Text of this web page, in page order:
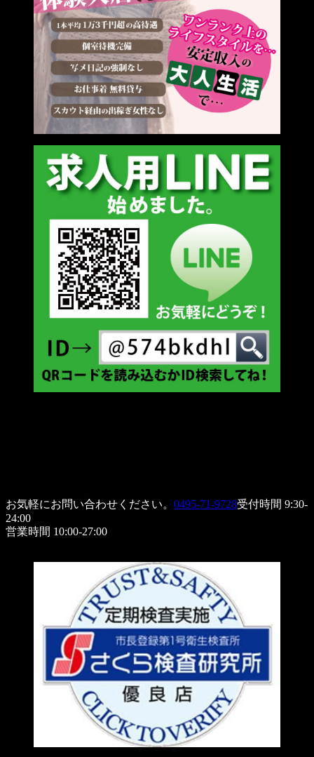
お気軽にお問い合わせください。 0495-71-9728受付時間 9:30-
24:00
営業時間 10:00-27:00